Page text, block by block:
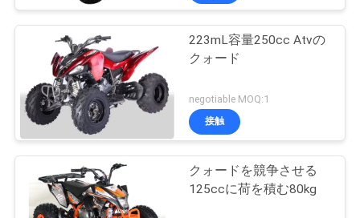
223mL容量250cc Atvの
クォード
negotiable MOQ:1
接触
クォードを競争させる
125ccに荷を積む80kg